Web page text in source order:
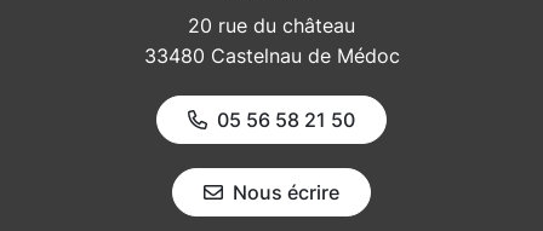
20 rue du château
33480 Castelnau de Médoc
05 56 58 21 50
Nous écrire